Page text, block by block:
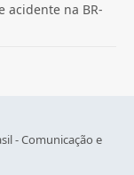
acidente na BR-
- Comunicação e